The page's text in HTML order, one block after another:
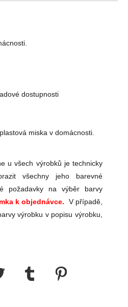
dostupnosti
miska v domácnosti.
u všech výrobků je technicky
všechny jeho barevné
požadavky na výběr barvy
k objednávce.
V případě,
výrobku v popisu výrobku,